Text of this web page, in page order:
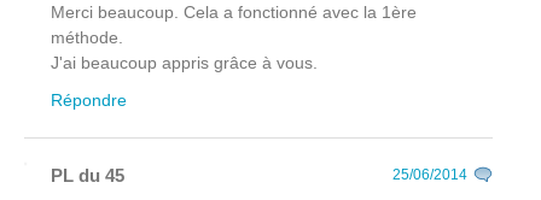
Merci beaucoup. Cela a fonctionné avec la 1ère
méthode.
J'ai beaucoup appris grâce à vous.
Répondre
PL du 45 25/06/2014